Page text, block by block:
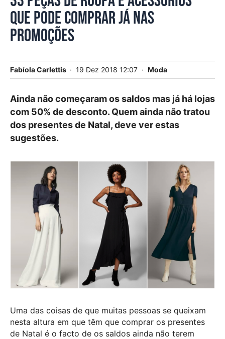
que pode comprar já nas
promoções
Fabíola Carlettis 19 Dez 2018 12:07 Moda
Ainda não começaram os saldos mas já há lojas
com 50% de desconto. Quem ainda não tratou
dos presentes de Natal, deve ver estas
sugestões.
Uma das coisas de que muitas pessoas se queixam
nesta altura em que têm que comprar os presentes
de Natal é o facto de os saldos ainda não terem